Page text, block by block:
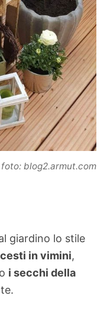
foto: blog2.armut.com
giardino lo stile
cesti in vimini,
i secchi della